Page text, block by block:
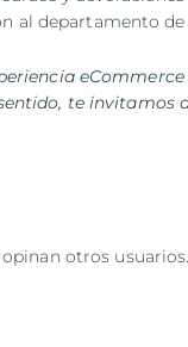
al departamento
te
otros